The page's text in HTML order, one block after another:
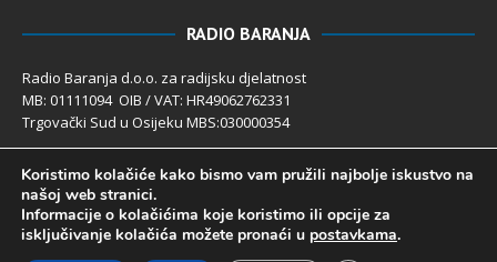
RADIO BARANJA
Radio Baranja d.o.o. za radijsku djelatnost
MB: 01111094 OIB / VAT: HR49062762331
Trgovački Sud u Osijeku MBS:030000354
Temeljni kapital 2.600,00 € uplaćen u cijelosti
Poslovni račun PBZ: 2340009-1100121402
IBAN: HR4123400091100121402
Uprava društva: Ivanka Rusan
Koristimo kolačiće kako bismo vam pružili najbolje iskustvo na
našoj web stranici.
Informacije o kolačićima koje koristimo ili opcije za
isključivanje kolačića možete pronaći u postavkama.